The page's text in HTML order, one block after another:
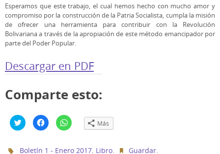
Esperamos que este trabajo, el cual hemos hecho con mucho amor y
compromiso por la construcción de la Patria Socialista, cumpla la misión
de ofrecer una herramienta para contribuir con la Revolución
Bolivariana a través de la apropiación de este método emancipador por
parte del Poder Popular.
Descargar en PDF
Comparte esto:
H
a
i
H
a
i
H
a
i
Más
Boletín 1 - Enero 2017, Libro. Guardar.